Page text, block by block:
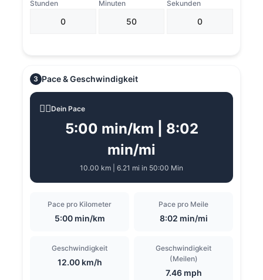
Stunden Minuten Sekunden
3 Pace & Geschwindigkeit
🏃‍♂️Dein Pace
5:00 min/km | 8:02
min/mi
10.00 km | 6.21 mi in 50:00 Min
Pace pro Kilometer
5:00 min/km
Pace pro Meile
8:02 min/mi
Geschwindigkeit
12.00 km/h
Geschwindigkeit
(Meilen)
7.46 mph